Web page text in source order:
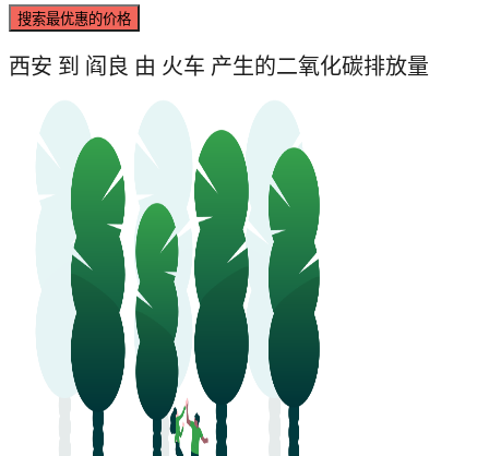
搜索最优惠的价格
西安 到 阎良 由 火车 产生的二氧化碳排放量